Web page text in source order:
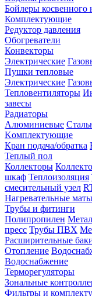
Бойлеры косвенного
Комплектующие
Редуктор давления
Обогреватели
Конвекторы
Электрические
Пушки тепловые
Электрические
Тепловентиляторы
завесы
Радиаторы
Алюминиевые
Kомплектующие
Кран подача/обратка
Теплый пол
Коллекторы
шкаф Теплоизоляция
смесительный узел
Нагревательные маты
Трубы и фитинги
Полипропилен
пресс Трубы ПВХ
Расширительные
Отопление
Водоснабжение
Терморегуляторы
Зональные
Фильтры и